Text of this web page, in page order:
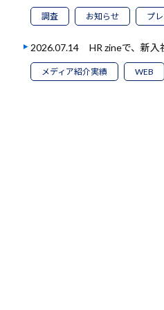
調査 お知らせ プ
2026.07.14 HR zineで、新
メディア紹介実績 WEB